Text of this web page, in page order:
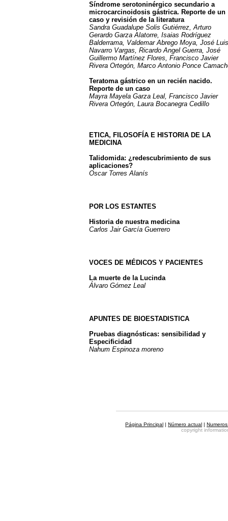
Síndrome serotoninérgico secundario a
microcarcinoidosis gástrica. Reporte de un
caso y revisión de la literatura
Sandra Guadalupe Solis Gutiérrez, Arturo
Gerardo Garza Alatorre, Isaias Rodríguez
Balderrama, Valdemar Abrego Moya, José Luis
Navarro Vargas, Ricardo Angel Guerra, José
Guillermo Martínez Flores, Francisco Javier
Rivera Ortegón, Marco Antonio Ponce
Teratoma gástrico en un recién nacido.
Reporte de un caso
Mayra Mayela Garza Leal, Francisco Javier
Rivera Ortegón, Laura Bocanegra Cedillo
ETICA, FILOSOFÍA E HISTORIA DE LA
MEDICINA
Talidomida: ¿redescubrimiento de sus
aplicaciones?
Oscar Torres Alanís
POR LOS ESTANTES
Historia de nuestra medicina
Carlos Jair García Guerrero
VOCES DE MÉDICOS Y PACIENTES
La muerte de la Lucinda
Álvaro Gómez Leal
APUNTES DE BIOESTADISTICA
Pruebas diagnósticas: sensibilidad y
Especificidad
Nahum Espinoza moreno
Página Principal | Número actual |
copyright